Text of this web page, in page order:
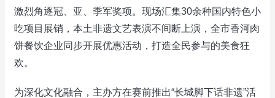
激烈角逐冠、亚、季军奖项。现场汇集30余种国内特色小
吃项目展销，本土非遗文艺表演不间断上演，全市香河肉
饼餐饮企业同步开展优惠活动，打造全民参与的美食狂
欢。
为深化文化融合，主办方在赛前推出“长城脚下话非遗”活